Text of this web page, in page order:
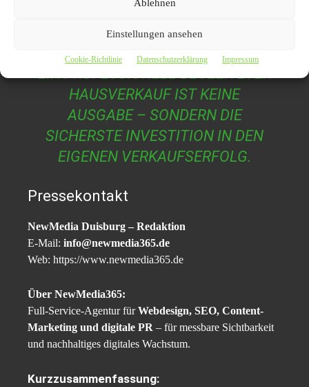
Ablehnen
Einstellungen ansehen
Cookie-Richtlinie Datenschutzerklärung Impressum
Immobilienmakler sorgt für Struktur, Vertrauen und
EIN PROFESSIONELL BEGLEITETER
HAUSVERKAUF IST KEINE
AUSGABE – SONDERN DIE
SICHERSTE INVESTITION IN DEN
EIGENEN VERKAUFSERFOLG.
Pressekontakt
NewMedia Duisburg – Redaktion
E-Mail: info@newmedia365.de
Web: https://www.newmedia365.de
Über NewMedia365:
Full-Service-Agentur fürWebdesign, SEO, Content-
Marketing und digitale PR – für messbare Sichtbarkeit
und nachhaltiges digitales Wachstum.
Kurzzusammenfassung: